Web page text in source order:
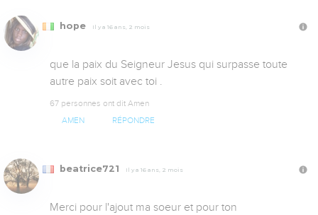
hope Il y a 16 ans, 2 mois
que la paix du Seigneur Jesus qui surpasse toute
autre paix soit avec toi .
67 personnes ont dit Amen
AMEN RÉPONDRE
beatrice721 Il y a 16 ans, 2 mois
Merci pour l'ajout ma soeur et pour ton